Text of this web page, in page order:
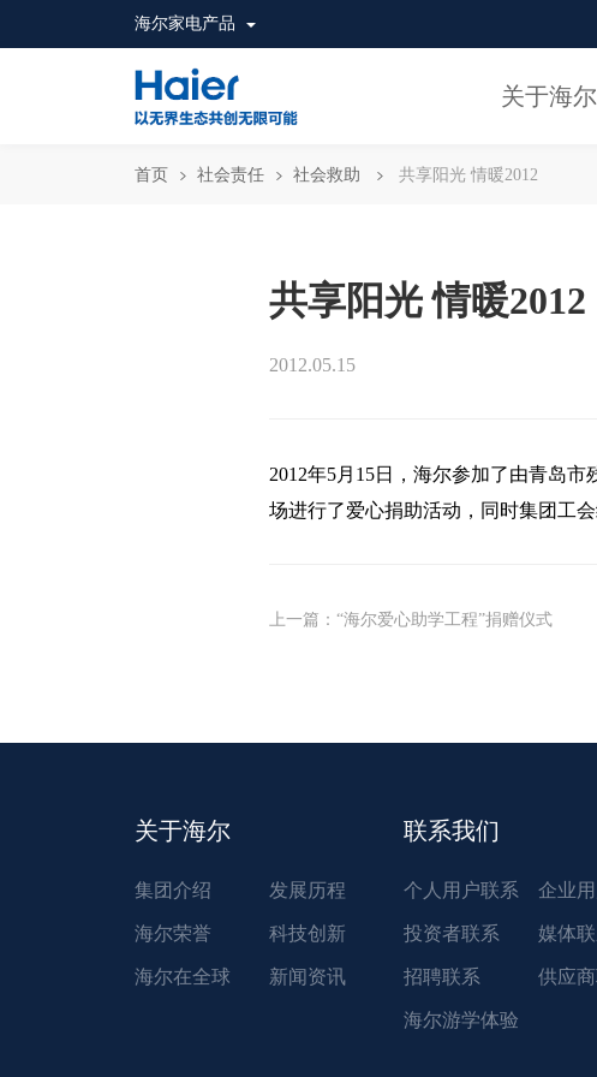
海尔家电产品
关于海尔
首页 社会责任 社会救助 共享阳光 情暖2012
共享阳光 情暖2012
2012.05.15
2012年5月15日，海尔参加了由青岛市
场进行了爱心捐助活动，同时集团工
上一篇 ： “海尔爱心助学工程”捐赠仪式
关于海尔
集团介绍 发展历程
海尔荣誉 科技创新
海尔在全球 新闻资讯
联系我们
个人用户联系 企业
投资者联系 媒体
招聘联系 供应
海尔游学体验